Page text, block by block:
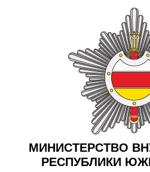
к
МИНИСТЕРСТВО
РЕСПУБЛИКИ